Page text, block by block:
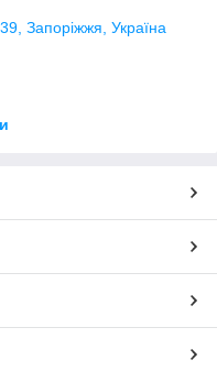
Запоріжжя, Україна